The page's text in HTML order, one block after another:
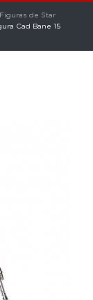
Figuras de Star
Cad Bane 15